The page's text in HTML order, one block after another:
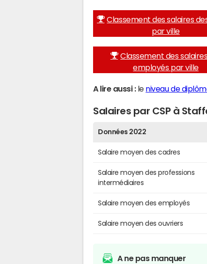
Classement des salaires
par ville
Classement des
employés par ville
A lire aussi :le niveau de
Salaires par CSP à
Données 2022
Salaire moyen des cadres
Salaire moyen des professions
intermédiaires
Salaire moyen des employés
Salaire moyen des ouvriers
A ne pas manquer